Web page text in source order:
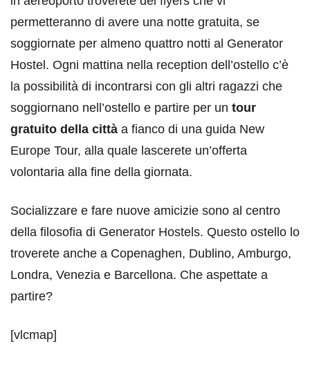
permetteranno di avere una notte gratuita, se
soggiornate per almeno quattro notti al Generator
Hostel. Ogni mattina nella reception dell’ostello c’è
la possibilità di incontrarsi con gli altri ragazzi che
soggiornano nell’ostello e partire per un tour
gratuito della città a fianco di una guida New
Europe Tour, alla quale lascerete un’offerta
volontaria alla fine della giornata.
Socializzare e fare nuove amicizie sono al centro
della filosofia di Generator Hostels. Questo ostello lo
troverete anche a Copenaghen, Dublino, Amburgo,
Londra, Venezia e Barcellona. Che aspettate a
partire?
[vlcmap]